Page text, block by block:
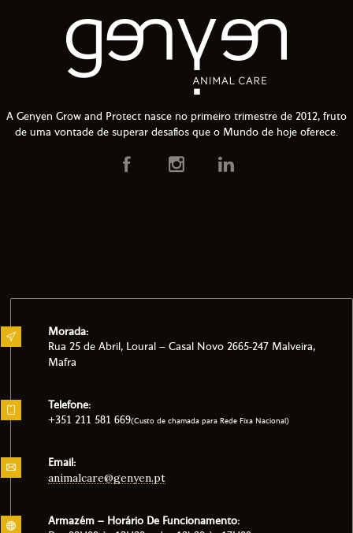
A Genyen Grow and Protect nasce no primeiro trimestre de 2012, fruto
de uma vontade de superar desafios que o Mundo de hoje oferece.
Morada:
Rua 25 de Abril, Loural – Casal Novo 2665-247 Malveira,
Mafra
Telefone:
+351 211 581 669(Custo de chamada para Rede Fixa Nacional)
Email:
animalcare@genyen.pt
Armazém – Horário De Funcionamento: